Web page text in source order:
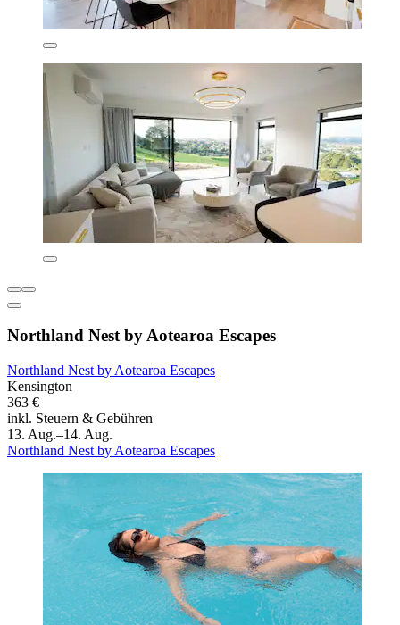
Northland Nest by Aotearoa Escapes
Northland Nest by Aotearoa Escapes
Kensington
363 €
inkl. Steuern & Gebühren
13. Aug.–14. Aug.
Northland Nest by Aotearoa Escapes